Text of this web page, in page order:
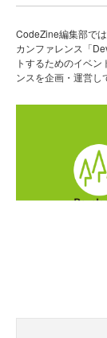
CodeZine編集部で
カンファレンス「
トするためのイベ
ンスを企画・運営し